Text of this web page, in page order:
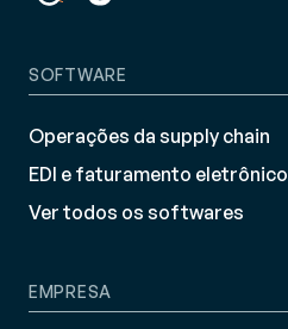
SOFTWARE
Operações da supply chain
EDI e faturamento eletrônico
Ver todos os softwares
EMPRESA